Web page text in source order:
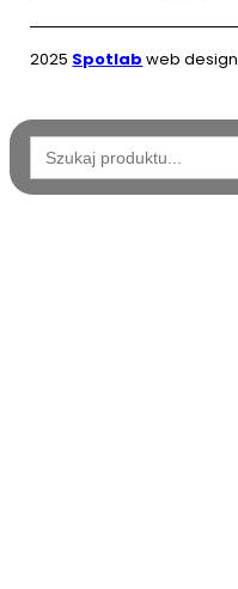
2025 Spotlab web
Wyszukaj: